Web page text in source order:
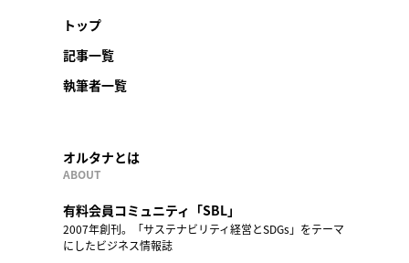
トップ
記事一覧
執筆者一覧
オルタナとは
ABOUT
有料会員コミュニティ「SBL」
2007年創刊。「サステナビリティ経営とSDGs」をテーマ
にしたビジネス情報誌